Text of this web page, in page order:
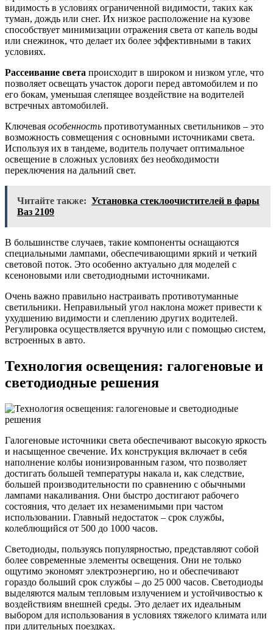
видимость в условиях ограниченной видимости, таких как
туман, дождь или снег. Их низкое расположение на кузове
способствует минимизации отражения света от капель воды
или снежинок, что делает их более эффективными в таких
условиях.
Рассеивание света происходит в широком и низком угле, что
позволяет освещать участок дороги перед автомобилем и по
его бокам, уменьшая слепящее воздействие на водителей
встречных автомобилей.
Ключевая особенность противотуманных светильников – это
возможность совмещения с основными источниками света.
Используя их в тандеме, водитель получает оптимальное
освещение в сложных условиях без необходимости
переключения на дальний свет.
Читайте также: Установка стеклоочистителей в фары
Ваз 2109
В большинстве случаев, такие компоненты оснащаются
специальными лампами, обеспечивающими яркий и четкий
световой поток. Это особенно актуально для моделей с
ксеноновыми или светодиодными источниками.
Очень важно правильно настраивать противотуманные
светильники. Неправильный угол наклона может привести к
ухудшению видимости и слеплению других водителей.
Регулировка осуществляется вручную или с помощью систем,
встроенных в авто.
Технология освещения: галогеновые и
светодиодные решения
Галогеновые источники света обеспечивают высокую яркость
и насыщенное свечение. Их конструкция включает в себя
наполнение колбы ионизированным газом, что позволяет
достигать большей температуры накала и, как следствие,
большей производительности по сравнению с обычными
лампами накаливания. Они быстро достигают рабочего
состояния, что делает их незаменимыми при частом
использовании. Главный недостаток – срок службы,
колеблющийся от 500 до 1000 часов.
Светодиоды, пользуясь популярностью, представляют собой
более современные элементы освещения. Они не только
ощутимо экономят электроэнергию, но и обеспечивают
гораздо больший срок службы – до 25 000 часов. Светодиоды
выделяются малым тепловым излучением и устойчивостью к
воздействиям внешней среды. Это делает их идеальным
выбором для использования в условиях тяжелого климата или
при длительных поездках.